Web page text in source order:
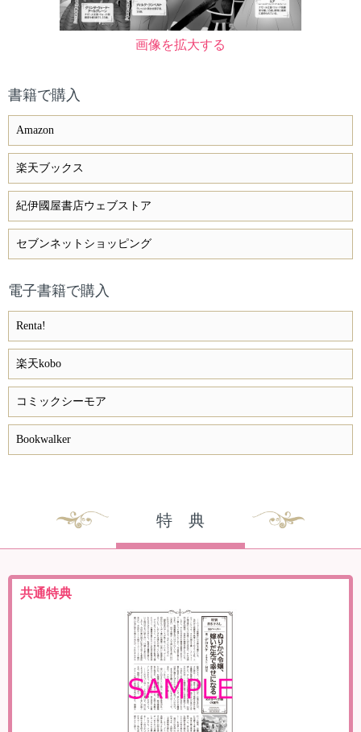
画像を拡大する
書籍で購入
Amazon
楽天ブックス
紀伊國屋書店ウェブストア
セブンネットショッピング
電子書籍で購入
Renta!
楽天kobo
コミックシーモア
Bookwalker
特 典
共通特典